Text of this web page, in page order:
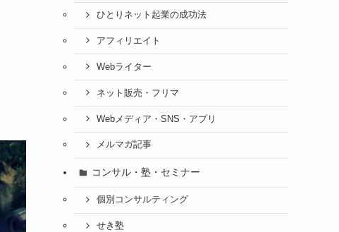
ひとりネット起業の成功法
アフィリエイト
Webライター
ネット販売・フリマ
Webメディア・SNS・アプリ
メルマガ記事
コンサル・塾・セミナー
個別コンサルティング
せき塾